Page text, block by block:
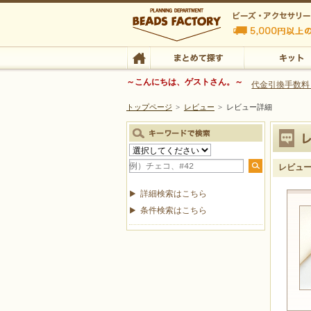
ビーズファクトリー ビーズ・パーツ・金具など
ビーズ・アクセサリ
ビーズ・アクセサリーの専門店 ビーズファクト
TOP まとめて探す
～こんにちは、ゲストさん。～ 代金引換手数
トップページ > レビュー > レビュー詳細
レビュ
詳細検索はこちら
条件検索はこちら